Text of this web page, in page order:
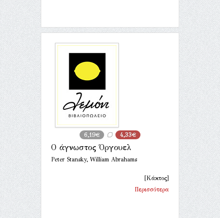
6,19€ 4,33€
Ο άγνωστος Όργουελ
Peter Stansky, William Abrahams
[Κάκτος]
Περισσότερα